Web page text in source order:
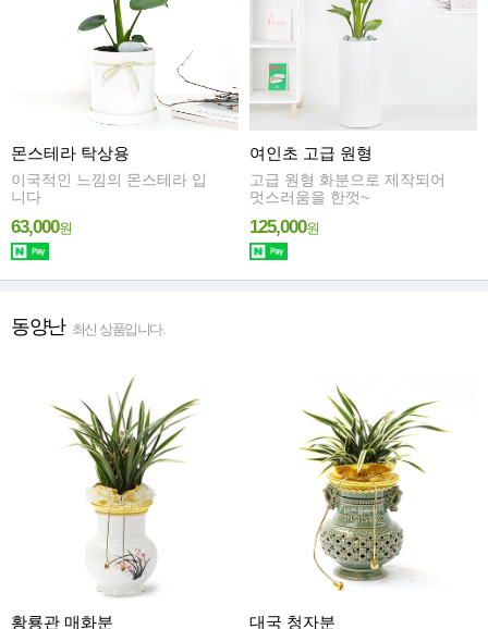
몬스테라 탁상용
이국적인 느낌의 몬스테라 입
니다
63,000원
여인초 고급 원형
고급 원형 화분으로 제작되어
멋스러움을 한껏~
125,000원
동양난 최신 상품입니다.
황룡관 매화분 대국 청자분